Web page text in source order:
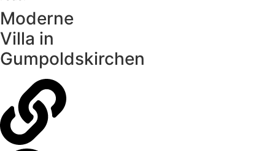
Moderne
Villa in
Gumpoldskirchen